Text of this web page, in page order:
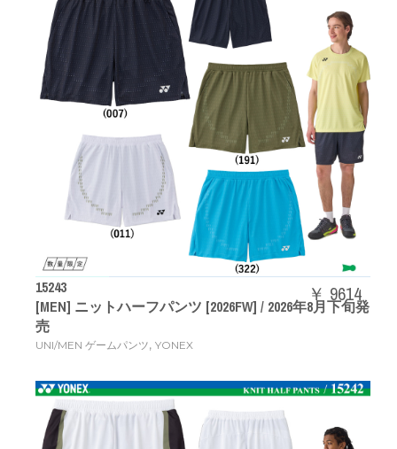
15243
[MEN] ニットハーフパンツ [2026FW] / 2026年8月下旬発
売
UNI/MEN ゲームパンツ, YONEX
￥ 9614